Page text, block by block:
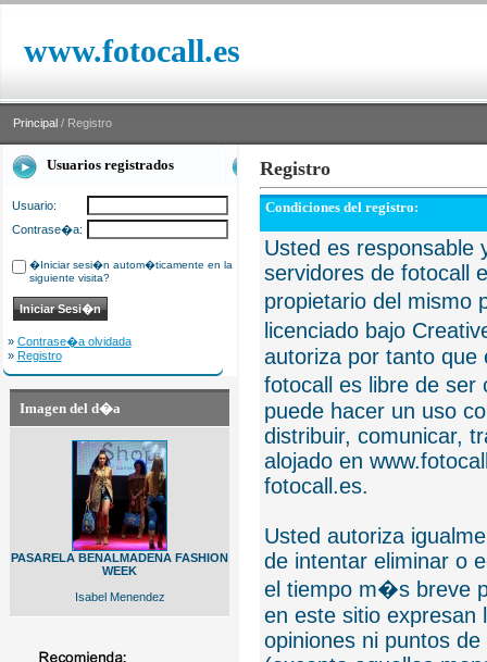
www.fotocall.es
Principal / Registro
Usuarios registrados
Usuario:
Contrase�a:
�Iniciar sesi�n autom�ticamente en la
siguiente visita?
» Contrase�a olvidada
» Registro
Imagen del d�a
PASARELA BENALMADENA FASHION
WEEK
Isabel Menendez
Registro
Condiciones del registro:
Usted es responsable
servidores de fotocall
propietario del mismo
licenciado bajo
autoriza por tanto que
fotocall es libre de
puede hacer un uso
distribuir, comunicar,
alojado en
fotocall.es.
Usted autoriza
de intentar eliminar o
el tiempo m�s breve
en este sitio expresan
opiniones ni puntos